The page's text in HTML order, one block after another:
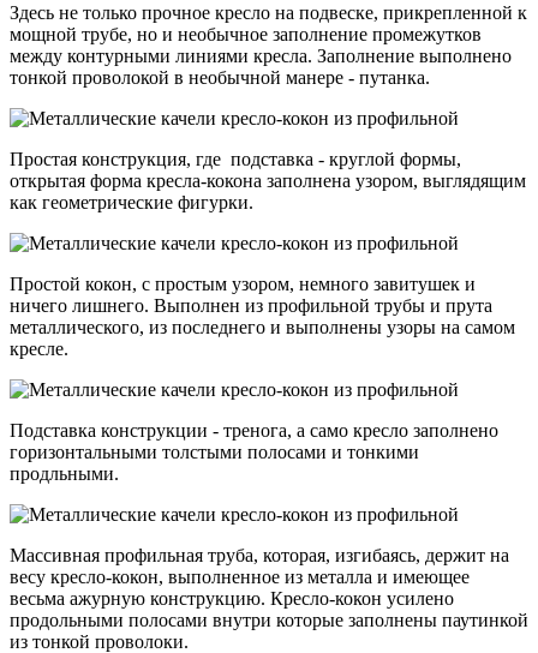
Здесь не только прочное кресло на подвеске, прикрепленной к
мощной трубе, но и необычное заполнение промежутков
между контурными линиями кресла. Заполнение выполнено
тонкой проволокой в необычной манере - путанка.
Простая конструкция, где подставка - круглой формы,
открытая форма кресла-кокона заполнена узором, выглядящим
как геометрические фигурки.
Простой кокон, с простым узором, немного завитушек и
ничего лишнего. Выполнен из профильной трубы и прута
металлического, из последнего и выполнены узоры на самом
кресле.
Подставка конструкции - тренога, а само кресло заполнено
горизонтальными толстыми полосами и тонкими
продльными.
Массивная профильная труба, которая, изгибаясь, держит на
весу кресло-кокон, выполненное из металла и имеющее
весьма ажурную конструкцию. Кресло-кокон усилено
продольными полосами внутри которые заполнены паутинкой
из тонкой проволоки.